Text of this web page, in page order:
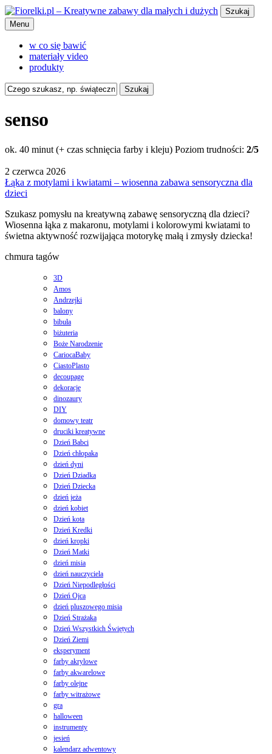
Szukaj
Menu
w co się bawić
materiały video
produkty
Szukaj
senso
ok. 40 minut (+ czas schnięcia farby i kleju) Poziom trudności: 2/5
2 czerwca 2026
Łąka z motylami i kwiatami – wiosenna zabawa sensoryczna dla
dzieci
Szukasz pomysłu na kreatywną zabawę sensoryczną dla dzieci?
Wiosenna łąka z makaronu, motylami i kolorowymi kwiatami to
świetna aktywność rozwijająca motorykę małą i zmysły dziecka!
chmura tagów
3D
Amos
Andrzejki
balony
bibuła
biżuteria
Boże Narodzenie
CariocaBaby
CiastoPlasto
decoupage
dekoracje
dinozaury
DIY
domowy teatr
druciki kreatywne
Dzień Babci
Dzień chłopaka
dzień dyni
Dzień Dziadka
Dzień Dziecka
dzień jeża
dzień kobiet
Dzień kota
Dzień Kredki
dzień kropki
Dzień Matki
dzień misia
dzień nauczyciela
Dzień Niepodległości
Dzień Ojca
dzień pluszowego misia
Dzień Strażaka
Dzień Wszystkich Świętych
Dzień Ziemi
eksperyment
farby akrylowe
farby akwarelowe
farby olejne
farby witrażowe
gra
halloween
instrumenty
jesień
kalendarz adwentowy